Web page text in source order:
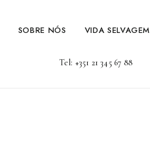
SOBRE NÓS VIDA SELVAGEM
Tel: +351 21 345 67 88